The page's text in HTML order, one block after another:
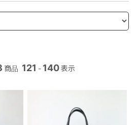
商品 121 - 140表示